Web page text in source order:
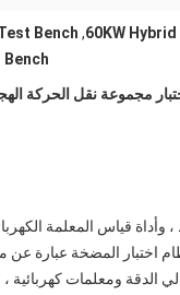
60KW
,
Bench
قياس المعلمة
اختبار المضخة عبارة عن
ومعلمات كهربائية ،